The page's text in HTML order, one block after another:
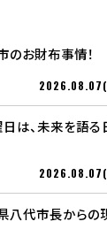
のお財布事情！
日は、未来を語る
八代市長からの